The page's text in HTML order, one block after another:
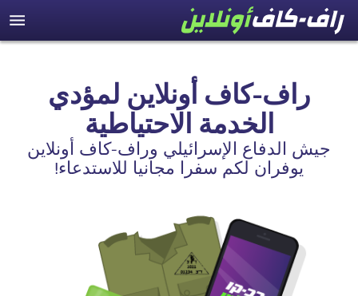
راف-كاف أونلاين لمؤدي
الخدمة الاحتياطية
جيش الدفاع الإسرائيلي وراف-كاف أونلاين
يوفران لكم سفرا مجانيا للاستدعاء!